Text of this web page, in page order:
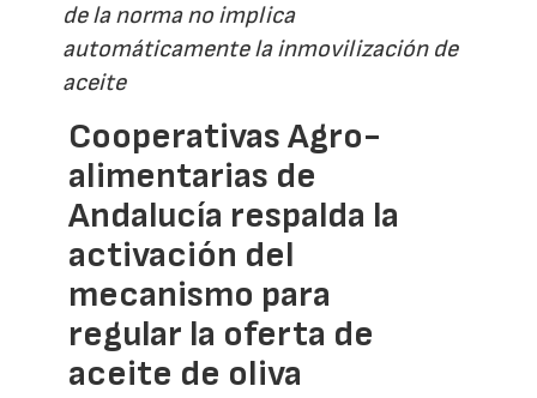
de la norma no implica
automáticamente la inmovilización de
aceite
Cooperativas Agro-
alimentarias de
Andalucía respalda la
activación del
mecanismo para
regular la oferta de
aceite de oliva